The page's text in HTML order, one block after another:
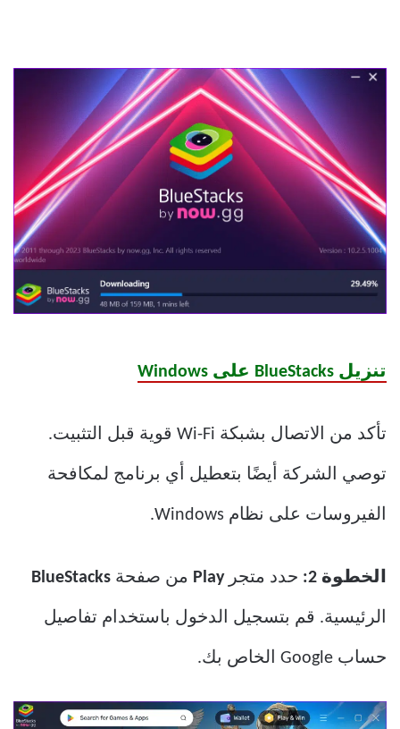
تنزيل BlueStacks على Windows
تأكد من الاتصال بشبكة Wi-Fi قوية قبل التثبيت.
توصي الشركة أيضًا بتعطيل أي برنامج لمكافحة
الفيروسات على نظام Windows.
الخطوة 2: حدد متجرPlay من صفحة BlueStacks
الرئيسية. قم بتسجيل الدخول باستخدام تفاصيل
حساب Google الخاص بك.